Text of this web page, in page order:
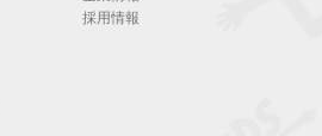
採用情報